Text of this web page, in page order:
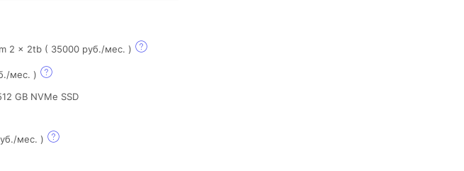
2 x 2tb ( 35000 руб./мес. )
мес. )
GB NVMe SSD
мес. )